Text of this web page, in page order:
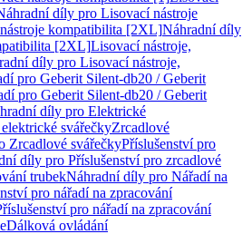
díly pro Lisovací nástroje
kompatibilita [2XL]Náhradní díly
[2XL]Lisovací nástroje,
díly pro Lisovací nástroje,
pro Geberit Silent-db20 / Geberit
pro Geberit Silent-db20 / Geberit
díly pro Elektrické
svářečkyZrcadlové
Zrcadlové svářečkyPříslušenství pro
díly pro Příslušenství pro zrcadlové
trubekNáhradní díly pro Nářadí na
pro nářadí na zpracování
pro nářadí na zpracování
Dálková ovládání